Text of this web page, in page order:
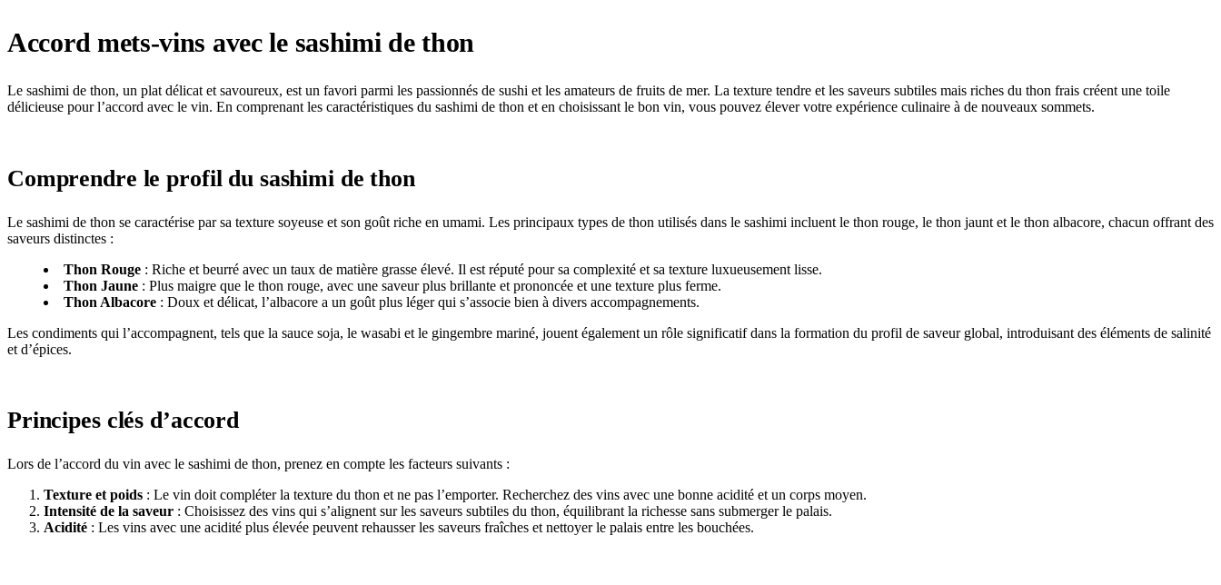
Accord mets-vins avec le sashimi de thon
Le sashimi de thon, un plat délicat et savoureux, est un favori parmi les passionnés de sushi et les amateurs de fruits de mer. La texture tendre et les saveurs subtiles mais riches du thon frais créent une toile
délicieuse pour l’accord avec le vin. En comprenant les caractéristiques du sashimi de thon et en choisissant le bon vin, vous pouvez élever votre expérience culinaire à de nouveaux sommets.
Comprendre le profil du sashimi de thon
Le sashimi de thon se caractérise par sa texture soyeuse et son goût riche en umami. Les principaux types de thon utilisés dans le sashimi incluent le thon rouge, le thon jaunt et le thon albacore, chacun offrant des
saveurs distinctes :
Thon Rouge : Riche et beurré avec un taux de matière grasse élevé. Il est réputé pour sa complexité et sa texture luxueusement lisse.
Thon Jaune : Plus maigre que le thon rouge, avec une saveur plus brillante et prononcée et une texture plus ferme.
Thon Albacore : Doux et délicat, l’albacore a un goût plus léger qui s’associe bien à divers accompagnements.
Les condiments qui l’accompagnent, tels que la sauce soja, le wasabi et le gingembre mariné, jouent également un rôle significatif dans la formation du profil de saveur global, introduisant des éléments de salinité
et d’épices.
Principes clés d’accord
Lors de l’accord du vin avec le sashimi de thon, prenez en compte les facteurs suivants :
Texture et poids : Le vin doit compléter la texture du thon et ne pas l’emporter. Recherchez des vins avec une bonne acidité et un corps moyen.
Intensité de la saveur : Choisissez des vins qui s’alignent sur les saveurs subtiles du thon, équilibrant la richesse sans submerger le palais.
Acidité : Les vins avec une acidité plus élevée peuvent rehausser les saveurs fraîches et nettoyer le palais entre les bouchées.